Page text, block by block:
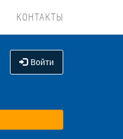
КОНТАКТЫ
Войти